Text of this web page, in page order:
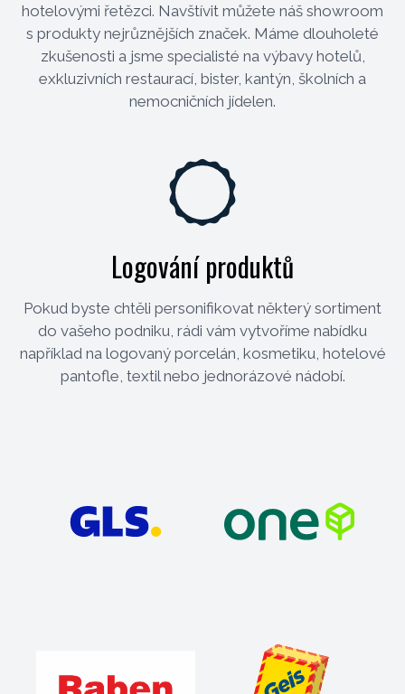
hotelovými řetězci. Navštívit můžete náš showroom
s produkty nejrůznějších značek. Máme dlouholeté
zkušenosti a jsme specialisté na výbavy hotelů,
exkluzivních restaurací, bister, kantýn, školních a
nemocničních jídelen.
Logování produktů
Pokud byste chtěli personifikovat některý sortiment
do vašeho podniku, rádi vám vytvoříme nabídku
například na logovaný porcelán, kosmetiku, hotelové
pantofle, textil nebo jednorázové nádobí.